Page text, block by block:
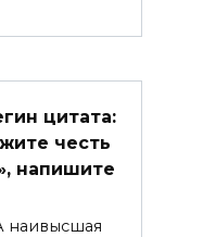
цитата:
честь
напишите
наивысшая